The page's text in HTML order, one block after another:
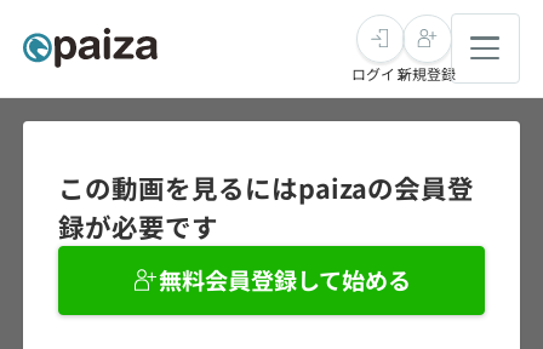
求人検索
インタビュー
未経験転職
ログイン新規登録
この動画を見るにはpaizaの会員登
録が必要です
無料会員登録して始める